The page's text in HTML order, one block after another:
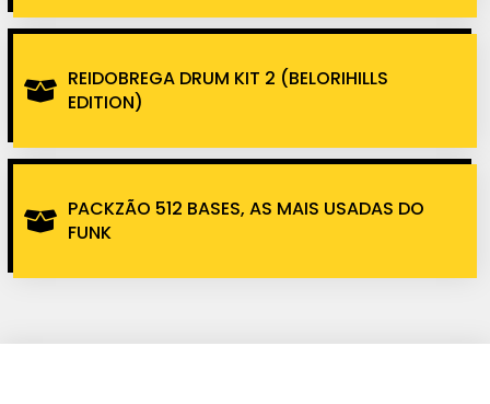
REIDOBREGA DRUM KIT 2 (BELORIHILLS
EDITION)
PACKZÃO 512 BASES, AS MAIS USADAS DO
FUNK